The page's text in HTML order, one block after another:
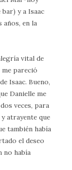
y a Isaac
años, en la
vital de
me pareció
Isaac. Bueno,
Danielle me
veces, para
atrayente que
también había
el deseo
no había